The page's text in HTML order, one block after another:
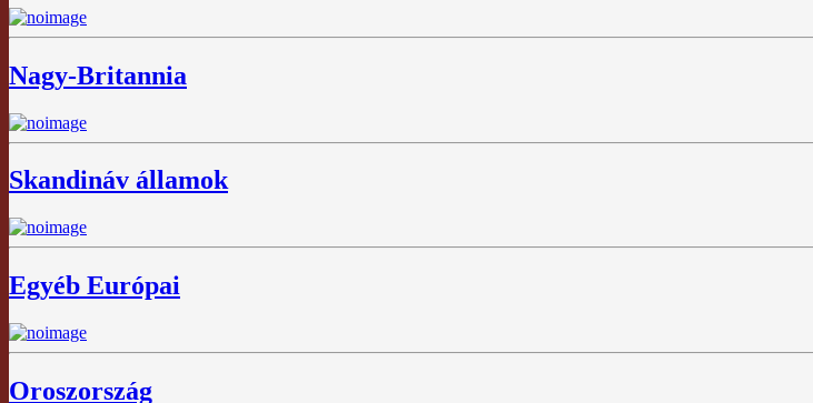
Nagy-Britannia
Skandináv államok
Egyéb Európai
Oroszország